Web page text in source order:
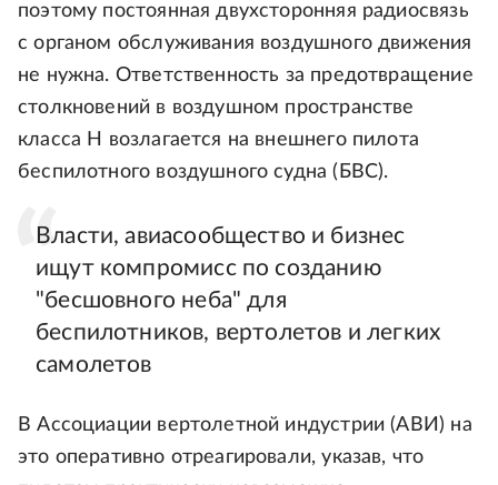
поэтому постоянная двухсторонняя радиосвязь
с органом обслуживания воздушного движения
не нужна. Ответственность за предотвращение
столкновений в воздушном пространстве
класса Н возлагается на внешнего пилота
беспилотного воздушного судна (БВС).
Власти, авиасообщество и бизнес
ищут компромисс по созданию
"бесшовного неба" для
беспилотников, вертолетов и легких
самолетов
В Ассоциации вертолетной индустрии (АВИ) на
это оперативно отреагировали, указав, что